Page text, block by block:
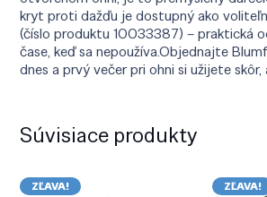
kryt proti dažďu je dostupný ako
(číslo produktu 10033387) – praktická
čase, keď sa nepoužíva.Objednajte
dnes a prvý večer pri ohni si užijete
Súvisiace produkty
ZĽAVA! ZĽAVA!